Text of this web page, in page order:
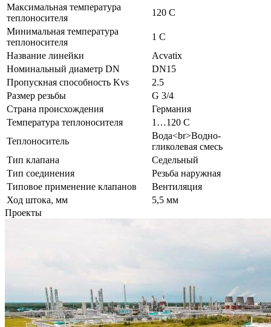
Максимальная температура
теплоносителя
120 C
Минимальная температура
теплоносителя
1 C
Название линейки
Acvatix
Номинальный диаметр DN
DN15
Пропускная способность Kvs
2.5
Размер резьбы
G 3/4
Страна происхождения
Германия
Температура теплоносителя
1…120 C
Теплоноситель
Вода<br>Водно-
гликолевая смесь
Тип клапана
Седельный
Тип соединения
Резьба наружная
Типовое применение клапанов
Вентиляция
Ход штока, мм
5,5 мм
Проекты